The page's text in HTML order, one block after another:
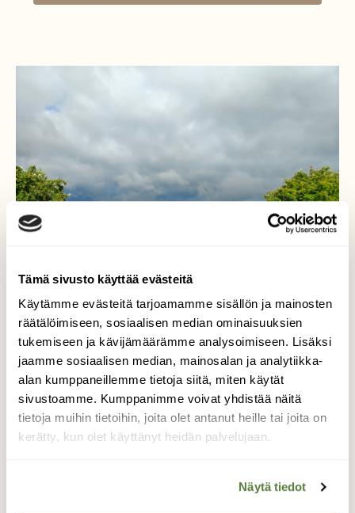
Tämä sivusto käyttää evästeitä
Käytämme evästeitä tarjoamamme sisällön ja mainosten
räätälöimiseen, sosiaalisen median ominaisuuksien
tukemiseen ja kävijämäärämme analysoimiseen. Lisäksi
jaamme sosiaalisen median, mainosalan ja analytiikka-
alan kumppaneillemme tietoja siitä, miten käytät
sivustoamme. Kumppanimme voivat yhdistää näitä
tietoja muihin tietoihin, joita olet antanut heille tai joita on
kerätty, kun olet käyttänyt heidän palvelujaan.
Näytä tiedot
Tämä taivas, tämä maa☀️
Se hetki aamusta, jolloin sade on vain
pisaran päässä.